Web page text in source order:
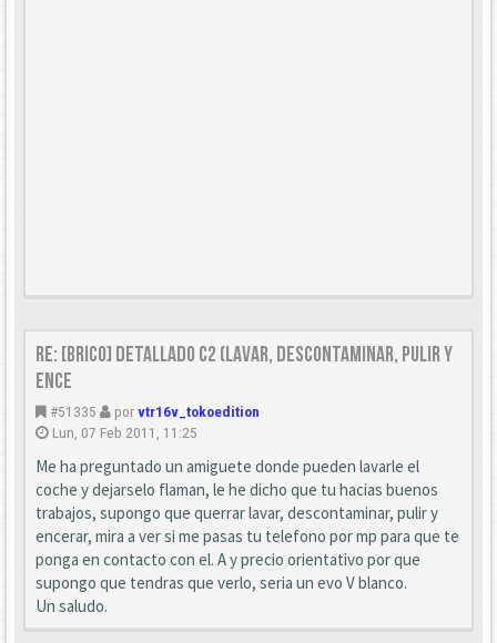
Re: [Brico] Detallado C2 (Lavar, descontaminar, pulir y
ence
#51335 porvtr16v_tokoedition
Lun, 07 Feb 2011, 11:25
Me ha preguntado un amiguete donde pueden lavarle el
coche y dejarselo flaman, le he dicho que tu hacias buenos
trabajos, supongo que querrar lavar, descontaminar, pulir y
encerar, mira a ver si me pasas tu telefono por mp para que te
ponga en contacto con el. A y precio orientativo por que
supongo que tendras que verlo, seria un evo V blanco.
Un saludo.